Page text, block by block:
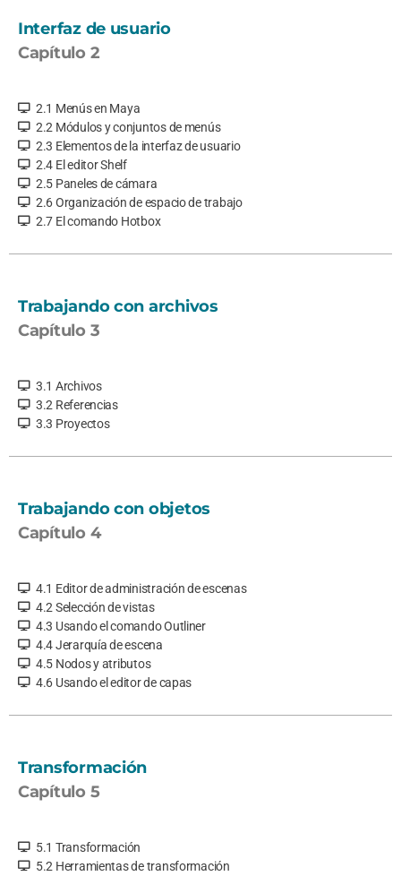
Interfaz de usuario
Capítulo 2
2.1 Menús en Maya
2.2 Módulos y conjuntos de menús
2.3 Elementos de la interfaz de usuario
2.4 El editor Shelf
2.5 Paneles de cámara
2.6 Organización de espacio de trabajo
2.7 El comando Hotbox
Trabajando con archivos
Capítulo 3
3.1 Archivos
3.2 Referencias
3.3 Proyectos
Trabajando con objetos
Capítulo 4
4.1 Editor de administración de escenas
4.2 Selección de vistas
4.3 Usando el comando Outliner
4.4 Jerarquía de escena
4.5 Nodos y atributos
4.6 Usando el editor de capas
Transformación
Capítulo 5
5.1 Transformación
5.2 Herramientas de transformación